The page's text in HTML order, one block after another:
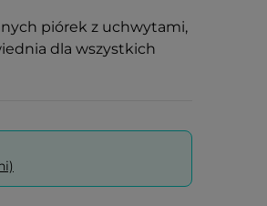
piórek z uchwytami,
dla wszystkich